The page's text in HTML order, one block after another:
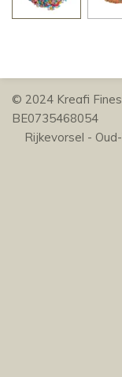
© 2024
Rijkevorsel -